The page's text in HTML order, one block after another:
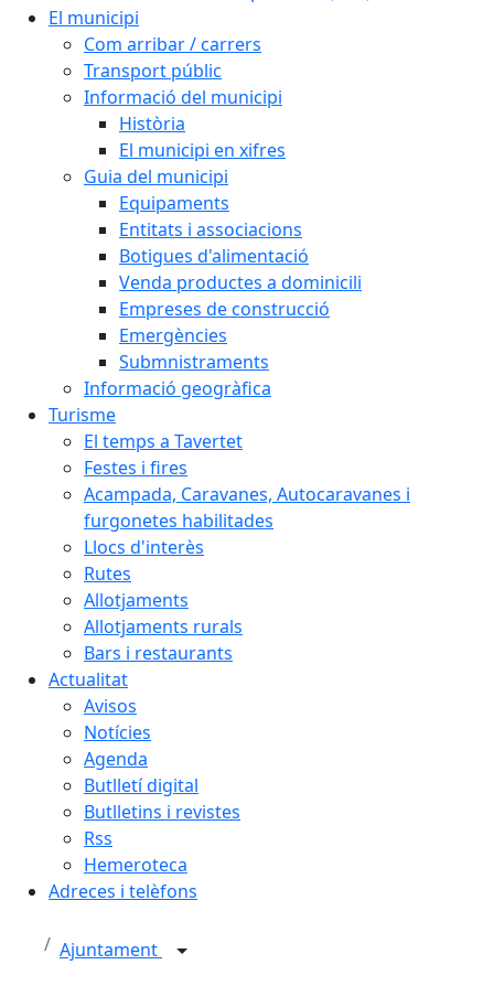
El municipi
Com arribar / carrers
Transport públic
Informació del municipi
Història
El municipi en xifres
Guia del municipi
Equipaments
Entitats i associacions
Botigues d'alimentació
Venda productes a dominicili
Empreses de construcció
Emergències
Submnistraments
Informació geogràfica
Turisme
El temps a Tavertet
Festes i fires
Acampada, Caravanes, Autocaravanes i
furgonetes habilitades
Llocs d'interès
Rutes
Allotjaments
Allotjaments rurals
Bars i restaurants
Actualitat
Avisos
Notícies
Agenda
Butlletí digital
Butlletins i revistes
Rss
Hemeroteca
Adreces i telèfons
Ajuntament